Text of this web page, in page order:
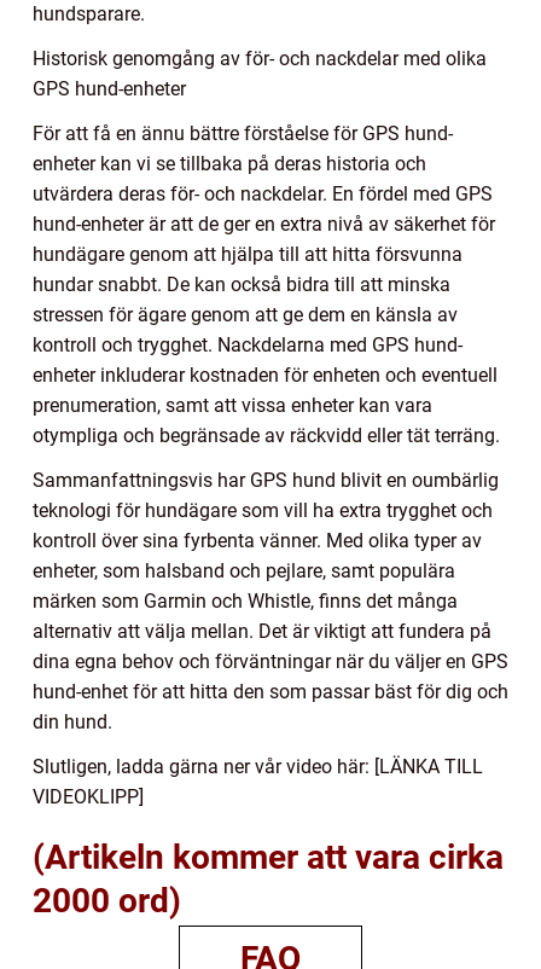
hundsparare.
Historisk genomgång av för- och nackdelar med olika
GPS hund-enheter
För att få en ännu bättre förståelse för GPS hund-
enheter kan vi se tillbaka på deras historia och
utvärdera deras för- och nackdelar. En fördel med GPS
hund-enheter är att de ger en extra nivå av säkerhet för
hundägare genom att hjälpa till att hitta försvunna
hundar snabbt. De kan också bidra till att minska
stressen för ägare genom att ge dem en känsla av
kontroll och trygghet. Nackdelarna med GPS hund-
enheter inkluderar kostnaden för enheten och eventuell
prenumeration, samt att vissa enheter kan vara
otympliga och begränsade av räckvidd eller tät terräng.
Sammanfattningsvis har GPS hund blivit en oumbärlig
teknologi för hundägare som vill ha extra trygghet och
kontroll över sina fyrbenta vänner. Med olika typer av
enheter, som halsband och pejlare, samt populära
märken som Garmin och Whistle, finns det många
alternativ att välja mellan. Det är viktigt att fundera på
dina egna behov och förväntningar när du väljer en GPS
hund-enhet för att hitta den som passar bäst för dig och
din hund.
Slutligen, ladda gärna ner vår video här: [LÄNKA TILL
VIDEOKLIPP]
(Artikeln kommer att vara cirka
2000 ord)
FAQ